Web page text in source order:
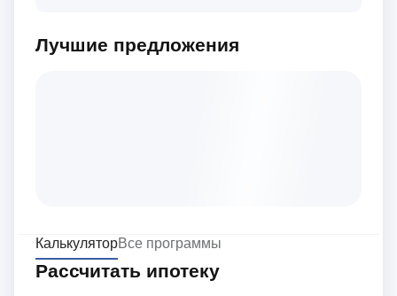
Лучшие предложения
КалькуляторВсе программы
Рассчитать ипотеку